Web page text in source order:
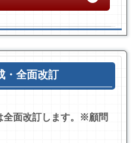
・全面改訂
面改訂します。
※顧問